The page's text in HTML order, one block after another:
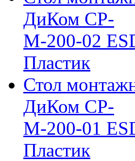
ДиКом СР-
М-200-02
Пластик
Стол
ДиКом СР-
М-200-01
Пластик